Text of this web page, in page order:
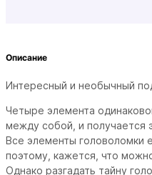
Описание
Интересный и необычный
Четыре элемента
между собой, и получается
Все элементы головоломки
поэтому, кажется, что
Однако разгадать тайну